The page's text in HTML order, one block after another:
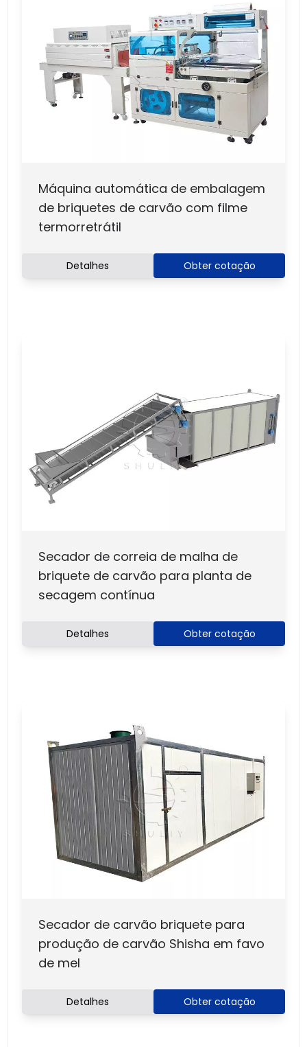
Máquina automática de embalagem
de briquetes de carvão com filme
termorretrátil
Detalhes Obter cotação
Secador de correia de malha de
briquete de carvão para planta de
secagem contínua
Detalhes Obter cotação
Secador de carvão briquete para
produção de carvão Shisha em favo
de mel
Detalhes Obter cotação